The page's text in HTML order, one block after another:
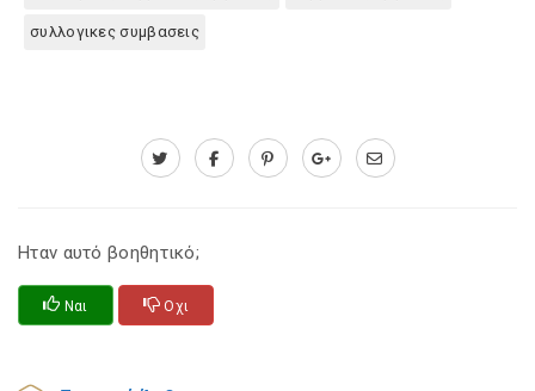
συλλογικες συμβασεις
Ηταν αυτό βοηθητικό;
Ναι Οχι